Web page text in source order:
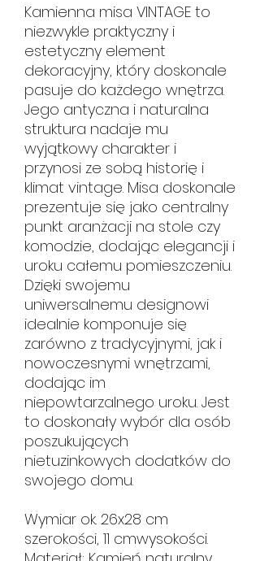
Kamienna misa VINTAGE to
niezwykle praktyczny i
estetyczny element
dekoracyjny, który doskonale
pasuje do każdego wnętrza.
Jego antyczna i naturalna
struktura nadaje mu
wyjątkowy charakter i
przynosi ze sobą historię i
klimat vintage. Misa doskonale
prezentuje się jako centralny
punkt aranżacji na stole czy
komodzie, dodając elegancji i
uroku całemu pomieszczeniu.
Dzięki swojemu
uniwersalnemu designowi
idealnie komponuje się
zarówno z tradycyjnymi, jak i
nowoczesnymi wnętrzami,
dodając im
niepowtarzalnego uroku. Jest
to doskonały wybór dla osób
poszukujących
nietuzinkowych dodatków do
swojego domu.
Wymiar ok. 26x28 cm
szerokości, 11 cmwysokości.